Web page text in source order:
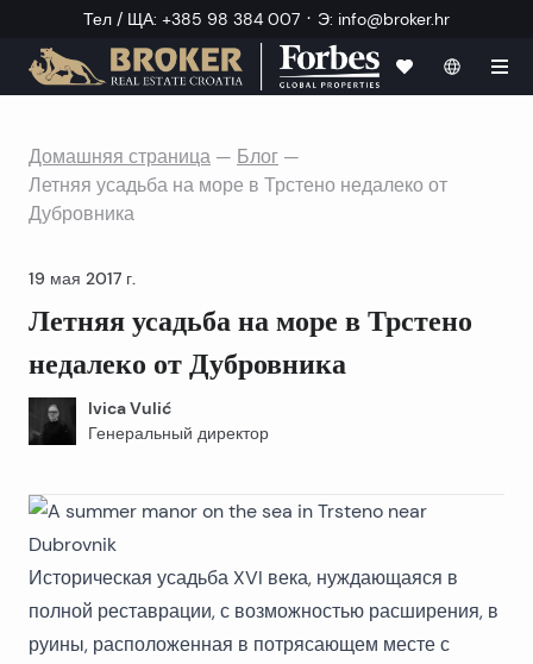
Тел / ЩА: +385 98 384 007 · Э: info@broker.hr
Домашняя страница — Блог —
Летняя усадьба на море в Трстено недалеко от
Дубровника
19 мая 2017 г.
Летняя усадьба на море в Трстено
недалеко от Дубровника
Ivica Vulić
Генеральный директор
Историческая усадьба XVI века, нуждающаяся в
полной реставрации, с возможностью расширения, в
руины, расположенная в потрясающем месте с